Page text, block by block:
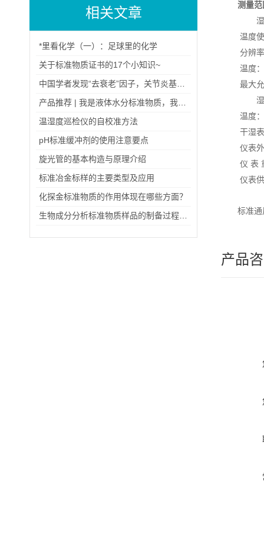
相关文章
*里看化学（一）：足球里的化学
关于标准物质证书的17个小知识~
温湿度巡检仪的自校准方法
pH标准缓冲剂的使用注意要点
旋光管的基本构造与原理介绍
标准冶金标样的主要类型及应用
化探金标准物质的作用体现在哪些方面？
测量范
温度
分辨
温度：
最大
温度：
干湿
仪表
仪 表
仪表
标准
产品